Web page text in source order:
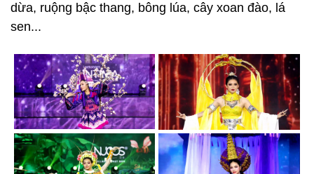
dừa, ruộng bậc thang, bông lúa, cây xoan đào, lá
sen...